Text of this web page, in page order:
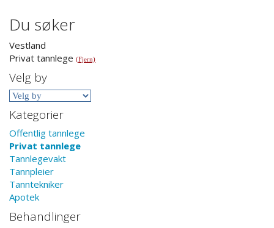
Du søker
Vestland
Privat tannlege (Fjern)
Velg by
Kategorier
Offentlig tannlege
Privat tannlege
Tannlegevakt
Tannpleier
Tanntekniker
Apotek
Behandlinger